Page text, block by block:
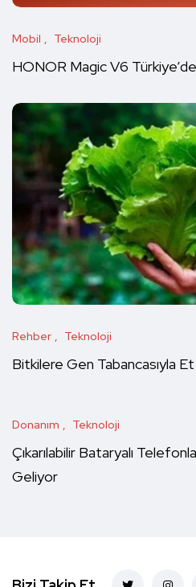
Mobil Teknoloji
HONOR Magic V6 Türkiye’de
Rehber Teknoloji
Bitkilere Gen Tabancasıyla
Donanım Teknoloji
Çıkarılabilir Bataryalı
Geliyor